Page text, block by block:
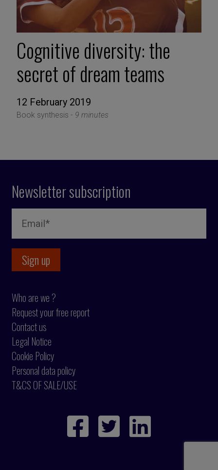
Cognitive diversity: the
secret of dream teams
12 February 2019
Book synthesis - 9 minutes
Newsletter subscription
Who are we ?
Request your free report
Contact us
Legal Notice
Cookie Policy
Personal data policy
T&CS OF SALE/USE